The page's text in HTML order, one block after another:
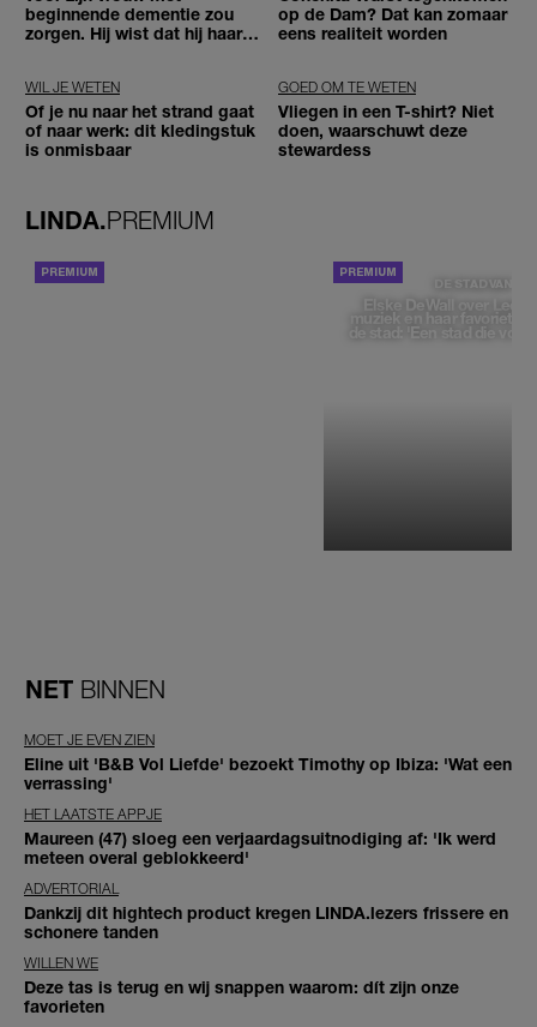
beginnende dementie zou
zorgen. Hij wist dat hij haar
op de Dam? Dat kan zomaar
eens realiteit worden
WIL JE WETEN
Of je nu naar het strand gaat
of naar werk: dit kledingstuk
is onmisbaar
GOED OM TE WETEN
Vliegen in een T-shirt? Niet
doen, waarschuwt deze
stewardess
LINDA.PREMIUM
DE STAD VAN
Elske DeWall over
muziek en haar favoriete
de stad: 'Een stad die
NET BINNEN
MOET JE EVEN ZIEN
Eline uit 'B&B Vol Liefde' bezoekt Timothy op Ibiza: 'Wat een
verrassing'
HET LAATSTE APPJE
Maureen (47) sloeg een verjaardagsuitnodiging af: 'Ik werd
meteen overal geblokkeerd'
ADVERTORIAL
Dankzij dit hightech product kregen LINDA.lezers frissere en
schonere tanden
WILLEN WE
Deze tas is terug en wij snappen waarom: dít zijn onze
favorieten